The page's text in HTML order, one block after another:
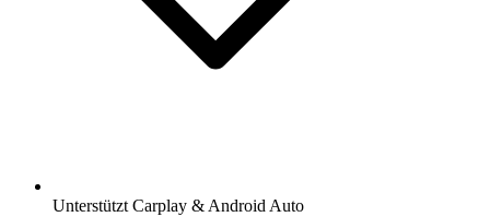
Unterstützt Carplay & Android Auto